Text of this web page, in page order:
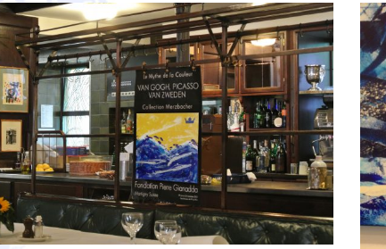
een kroon te nodig, een kroon om nooit
te vergeten